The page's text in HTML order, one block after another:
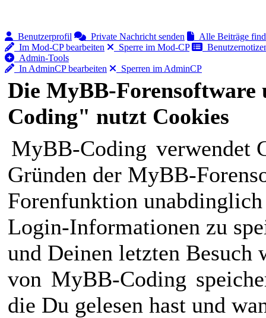
Benutzerprofil Private Nachricht senden
Alle Beiträge
Im Mod-CP bearbeiten
Sperre im Mod-CP
Admin-Tools
In AdminCP bearbeiten
Sperren im AdminCP
Die MyBB-
Coding" nutzt Cookies
MyBB-Coding verwendet
Gründen der MyBB-
Forenfunktion
Login-Informationen zu
und Deinen letzten Besuch
von MyBB-Coding
die Du gelesen hast und